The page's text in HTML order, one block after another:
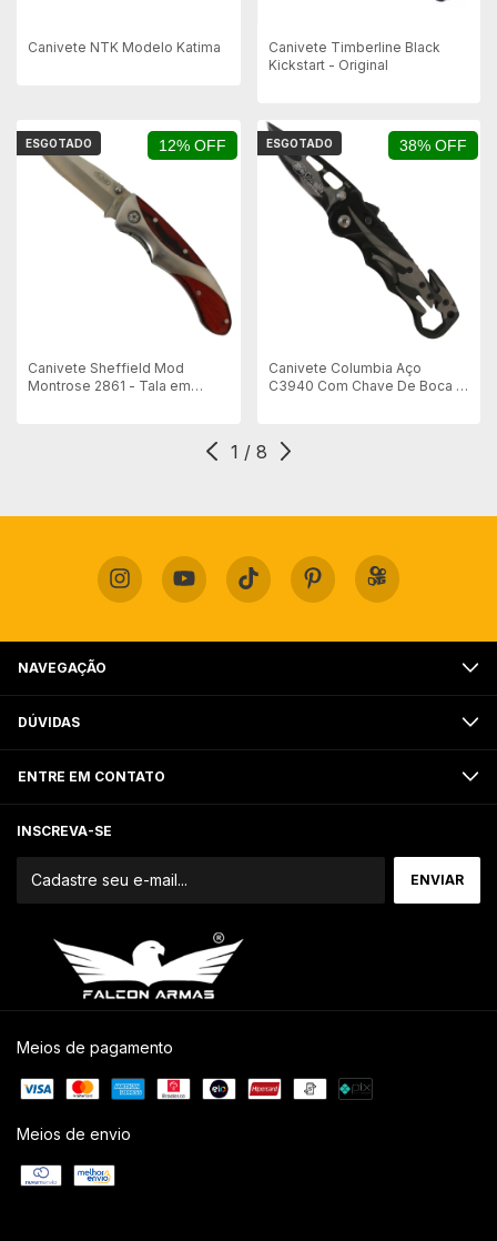
Canivete NTK Modelo Katima
Canivete Timberline Black
Kickstart - Original
12% OFF
ESGOTADO
Canivete Sheffield Mod
Montrose 2861 - Tala em
38% OFF
ESGOTADO
Canivete Columbia Aço
C3940 Com Chave De Boca -
1 / 8
NAVEGAÇÃO
DÚVIDAS
ENTRE EM CONTATO
INSCREVA-SE
Meios de pagamento
Meios de envio